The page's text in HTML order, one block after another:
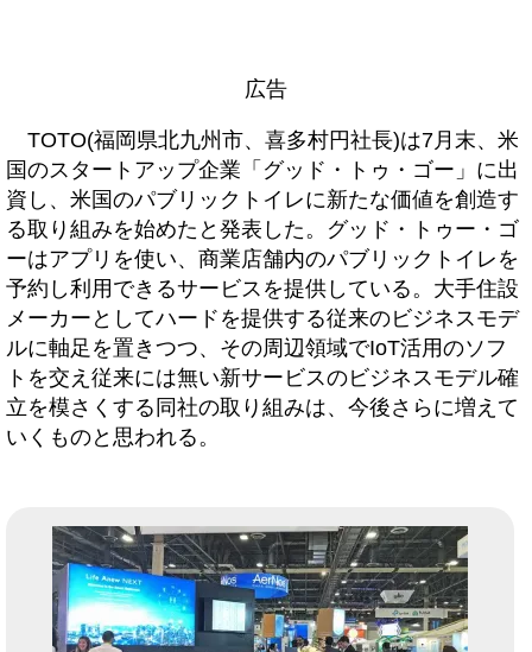
広告
TOTO(福岡県北九州市、喜多村円社長)は7月末、米
国のスタートアップ企業「グッド・トゥ・ゴー」に出
資し、米国のパブリックトイレに新たな価値を創造す
る取り組みを始めたと発表した。グッド・トゥー・ゴ
ーはアプリを使い、商業店舗内のパブリックトイレを
予約し利用できるサービスを提供している。大手住設
メーカーとしてハードを提供する従来のビジネスモデ
ルに軸足を置きつつ、その周辺領域でIoT活用のソフ
トを交え従来には無い新サービスのビジネスモデル確
立を模さくする同社の取り組みは、今後さらに増えて
いくものと思われる。